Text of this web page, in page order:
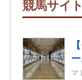
競馬サイ
マ